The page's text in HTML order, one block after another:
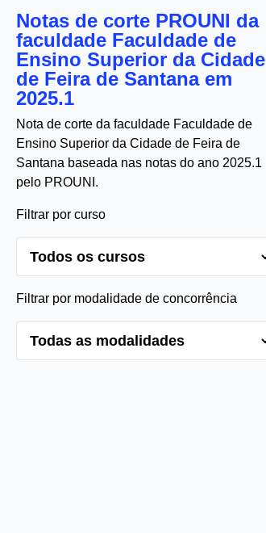
Notas de corte PROUNI da
faculdade Faculdade de
Ensino Superior da Cidade
de Feira de Santana em
2025.1
Nota de corte da faculdade Faculdade de
Ensino Superior da Cidade de Feira de
Santana baseada nas notas do ano 2025.1
pelo PROUNI.
Filtrar por curso
Filtrar por modalidade de concorrência